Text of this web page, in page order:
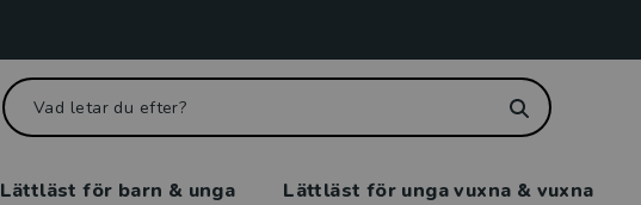
Lättläst för barn & unga Lättläst för unga vuxna & vuxna